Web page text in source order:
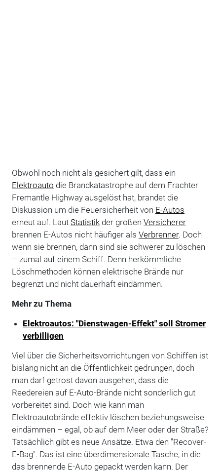
Obwohl noch nicht als gesichert gilt, dass ein
Elektroauto die Brandkatastrophe auf dem Frachter
Fremantle Highway ausgelöst hat, brandet die
Diskussion um die Feuersicherheit von E-Autos
erneut auf. Laut Statistikder großen Versicherer
brennen E-Autos nicht häufiger als Verbrenner. Doch
wenn sie brennen, dann sind sie schwerer zu löschen
– zumal auf einem Schiff. Denn herkömmliche
Löschmethoden können elektrische Brände nur
begrenzt und nicht dauerhaft eindämmen.
Mehr zu Thema
Elektroautos: "Dienstwagen-Effekt" soll Stromer
verbilligen
Viel über die Sicherheitsvorrichtungen von Schiffen ist
bislang nicht an die Öffentlichkeit gedrungen, doch
man darf getrost davon ausgehen, dass die
Reedereien auf E-Auto-Brände nicht sonderlich gut
vorbereitet sind. Doch wie kann man
Elektroautobrände effektiv löschen beziehungsweise
eindämmen – egal, ob auf dem Meer oder der Straße?
Tatsächlich gibt es neue Ansätze. Etwa den "Recover-
E-Bag". Das ist eine überdimensionale Tasche, in die
das brennende E-Auto gepackt werden kann. Der